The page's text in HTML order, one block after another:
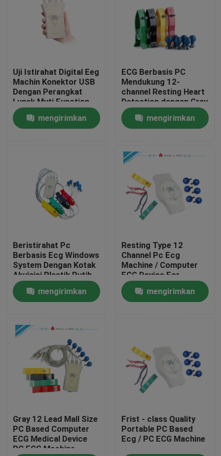
Rumah
Tentang kita
Produk
Mesin EKG Nirkabel
Mesin EKG Genggam
Mesin EKG Bluetooth
Mesin EKG iPad
Mesin EKG Seluler
Mesin EKG Rumah
Uji Istirahat Digital Eeg
Machin Konektor USB
Dengan Perangkat
Lunak Muti Function
mengirimkan
ECG Berbasis PC
Mendukung 12-
channel Resting Heart
Detection dengan Gray
USB EKG Recorder
mengirimkan
Beristirahat Pc
Berbasis Ecg Windows
System Dengan Kotak
Akuisisi Plastik Putih
mengirimkan
Resting Type 12
Channel Pc Ecg
Machine / Computer
ECG Device For
Medical
mengirimkan
Gray 12 Lead Mall Size
PC Based Computer
ECG Medical Device
PC ECG Machine
Frist - class Quality
Portable PC Based
Ecg / PC ECG Machine